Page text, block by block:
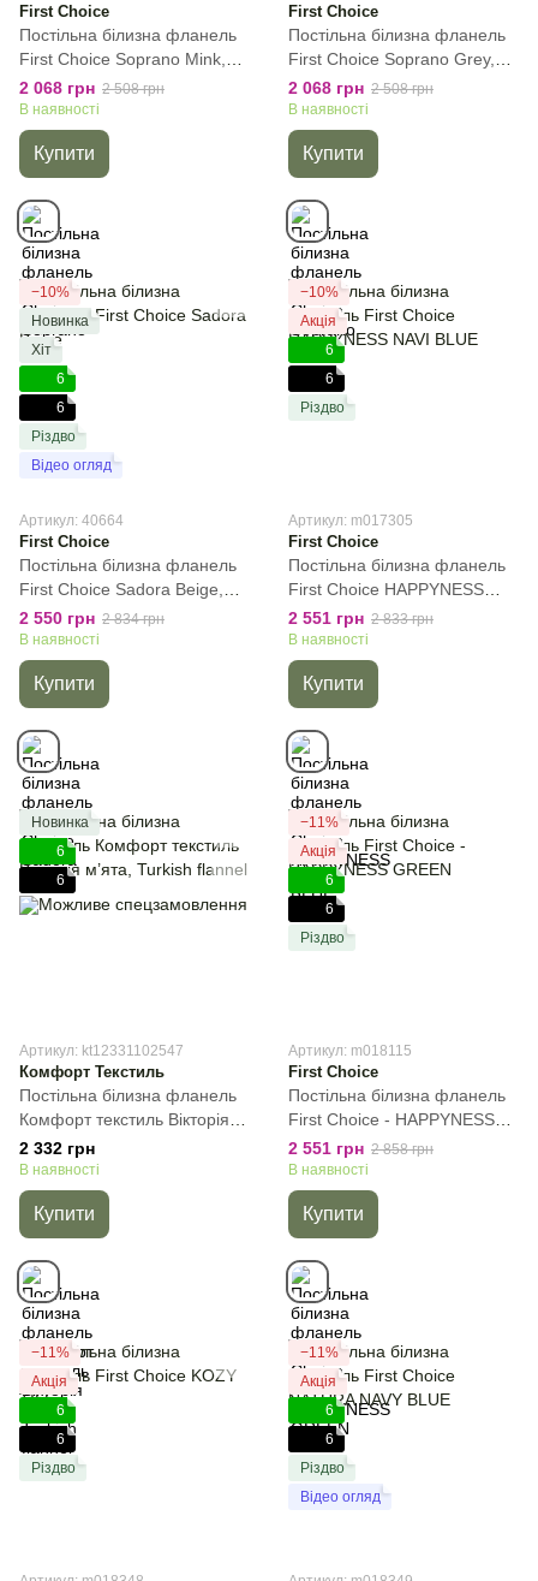
First Choice
Постільна білизна фланель
First Сhoice Soprano Mink,
Капучіно, 50х70 см (1шт),
Полуторний, 160х220 см,
180х240 см
2 068 грн 2 508 грн
В наявності
Купити
First Choice
Постільна білизна фланель
First Сhoice Soprano Grey,
Сірий, 50х70 см (1шт),
Полуторний, 160х220 см,
180х240 см
2 068 грн 2 508 грн
В наявності
Купити
−10%
Новинка
Хіт
6
6
Різдво
Відео огляд
Артикул: 40664
First Choice
Постільна білизна фланель
First Сhoice Sadora Beige,
Бежевий, 50х70см (2шт),
Євро, 200х220 см, 240х260
см
2 550 грн 2 834 грн
В наявності
Купити
−10%
Акція
6
6
Різдво
Артикул: m017305
First Choice
Постільна білизна фланель
First Сhoice HAPPYNESS
NAVI BLUE, Cиній, 50х70см
(2шт), Євро, 200х220 см,
240х260 см
2 551 грн 2 833 грн
В наявності
Купити
Новинка
6
6
Артикул: kt12331102547
Комфорт Текстиль
Постільна білизна фланель
Комфорт текстиль Вікторія
м’ята, Turkish flannel,
Блакитний, 50х70см (2шт),
Полуторний, 145х215 см,
145х220 см
2 332 грн
В наявності
Купити
−11%
Акція
6
6
Різдво
Артикул: m018115
First Choice
Постільна білизна фланель
First Сhoice - HAPPYNESS
GREEN, Зелений, 50х70см
(2шт), Євро, 200х220 см,
240х260 см
2 551 грн 2 858 грн
В наявності
Купити
−11%
Акція
6
6
Різдво
−11%
Акція
6
6
Різдво
Відео огляд